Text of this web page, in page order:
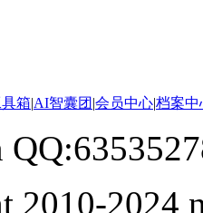
箱|AI智囊团 |会员中心|档案中
2010-2024